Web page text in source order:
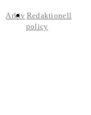
Arkiv Redaktionell
policy